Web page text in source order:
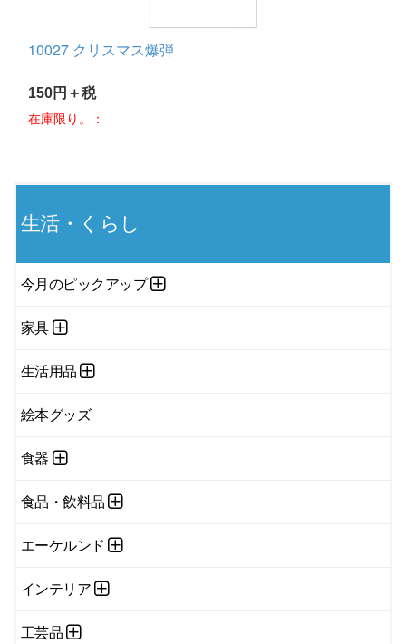
10027 クリスマス爆弾
150円＋税
在庫限り。：
生活・くらし
今月のピックアップ
家具
生活用品
絵本グッズ
食器
食品・飲料品
エーケルンド
インテリア
工芸品